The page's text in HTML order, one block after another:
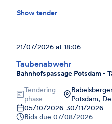
Show tender
Taubenabwehr
Bahnhofspassage Potsdam -
21/07/2026 at 18:06
Tendering
phase
Potsdam,
05/10/2026-30/11/2026
Bids due 07/08/2026